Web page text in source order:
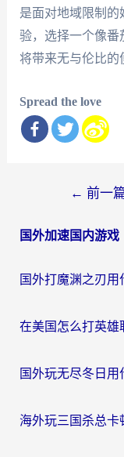
是面对地域限制
验，选择一个像番
将带来无与伦比的
Spread the love
导
← 前一
国外加速国内游戏